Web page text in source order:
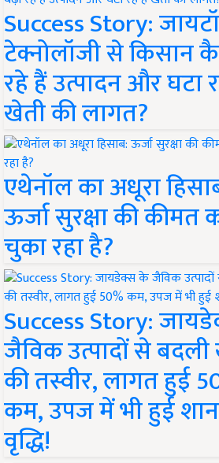
Success Story:
टेक्नोलॉजी से किसान
रहे हैं उत्पादन और घटा
खेती की लागत?
एथेनॉल का अधूरा
ऊर्जा सुरक्षा की कीमत
चुका रहा है?
Success Story:
जैविक उत्पादों से
की तस्वीर, लागत हुई
कम, उपज में भी हुई
वृद्धि!